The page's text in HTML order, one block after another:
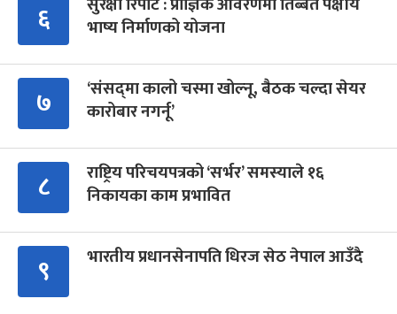
६
भाष्य निर्माणको योजना
७
‘संसद्‍मा कालो चस्मा खोल्नू, बैठक चल्दा सेयर
कारोबार नगर्नू’
८
राष्ट्रिय परिचयपत्रको ‘सर्भर’ समस्याले १६
निकायका काम प्रभावित
९ भारतीय प्रधानसेनापति धिरज सेठ नेपाल आउँदै